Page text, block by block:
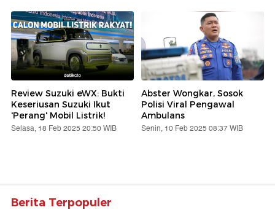
Review Suzuki eWX: Bukti
Keseriusan Suzuki Ikut
'Perang' Mobil Listrik!
Selasa, 18 Feb 2025 20:50 WIB
Abster Wongkar, Sosok
Polisi Viral Pengawal
Ambulans
Senin, 10 Feb 2025 08:37 WIB
Berita Terpopuler